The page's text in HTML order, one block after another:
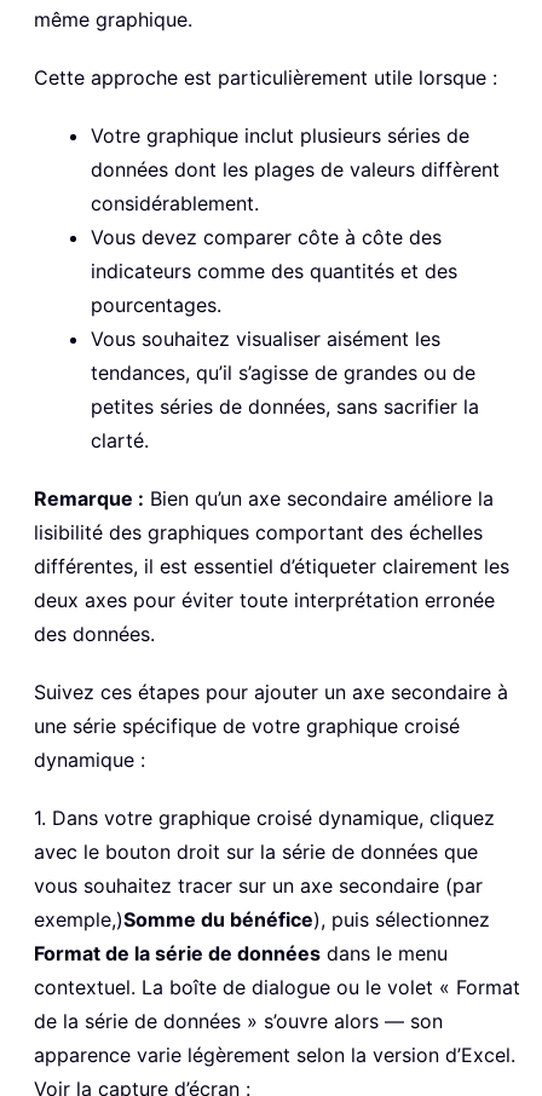
même graphique.
Cette approche est particulièrement utile lorsque :
Votre graphique inclut plusieurs séries de
données dont les plages de valeurs diffèrent
considérablement.
Vous devez comparer côte à côte des
indicateurs comme des quantités et des
pourcentages.
Vous souhaitez visualiser aisément les
tendances, qu’il s’agisse de grandes ou de
petites séries de données, sans sacrifier la
clarté.
Remarque : Bien qu’un axe secondaire améliore la
lisibilité des graphiques comportant des échelles
différentes, il est essentiel d’étiqueter clairement les
deux axes pour éviter toute interprétation erronée
des données.
Suivez ces étapes pour ajouter un axe secondaire à
une série spécifique de votre graphique croisé
dynamique :
1. Dans votre graphique croisé dynamique, cliquez
avec le bouton droit sur la série de données que
vous souhaitez tracer sur un axe secondaire (par
exemple,)Somme du bénéfice), puis sélectionnez
Format de la série de données dans le menu
contextuel. La boîte de dialogue ou le volet « Format
de la série de données » s’ouvre alors — son
apparence varie légèrement selon la version d’Excel.
Voir la capture d’écran :